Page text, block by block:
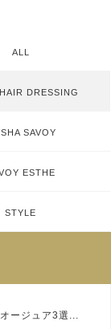
ALL
DRESSING
SAVOY
ESTHE
STYLE
ージュア3選...